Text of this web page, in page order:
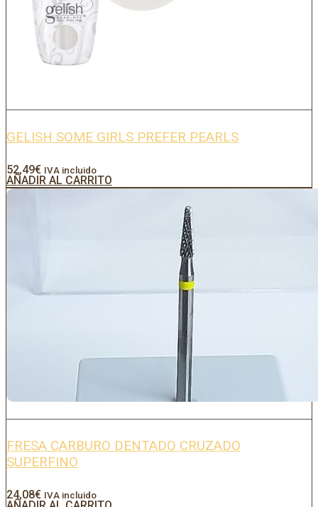
GELISH SOME GIRLS PREFER PEARLS
52,49€ IVA incluido
AÑADIR AL CARRITO
FRESA CARBURO DENTADO CRUZADO
SUPERFINO
24,08€ IVA incluido